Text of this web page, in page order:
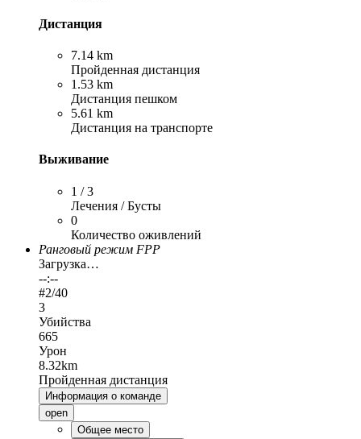
Дистанция
7.14 km
Пройденная дистанция
1.53 km
Дистанция пешком
5.61 km
Дистанция на транспорте
Выживание
1 / 3
Лечения / Бусты
0
Количество оживлений
Ранговый режим FPP
Загрузка…
--:--
#2/40
3
Убийства
665
Урон
8.32km
Пройденная дистанция
Информация о команде
open
Общее место